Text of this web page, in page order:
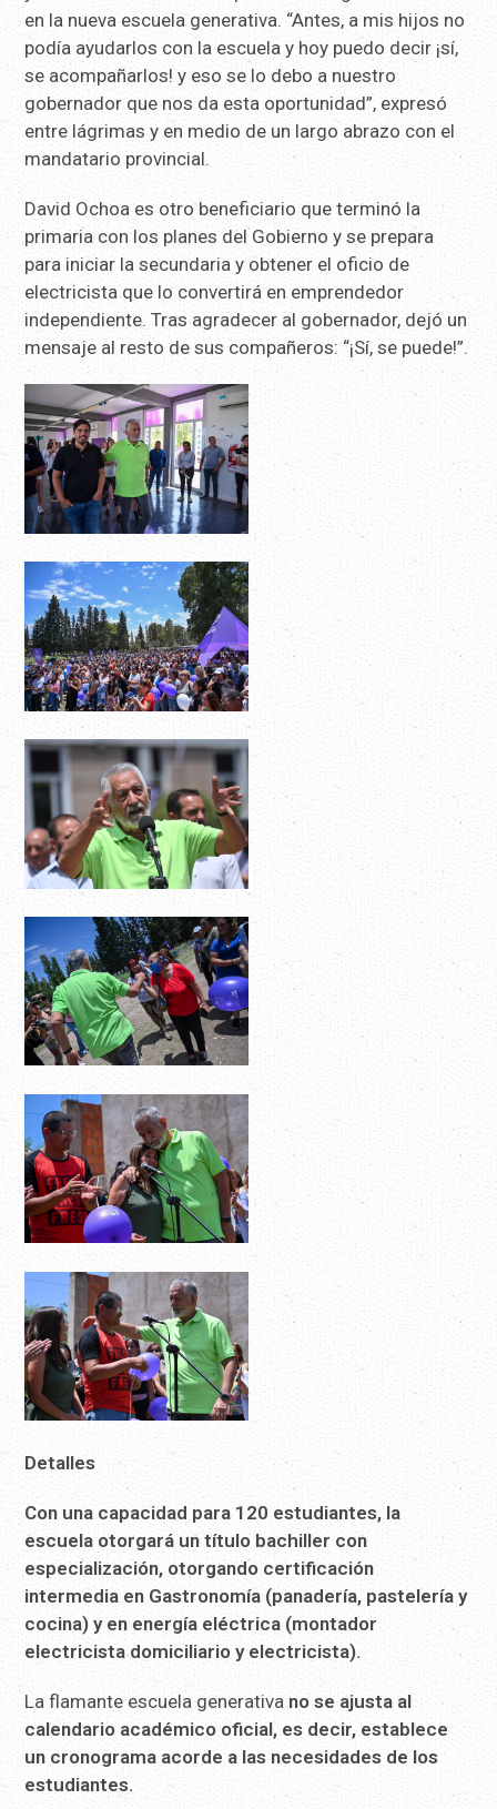
en la nueva escuela generativa. “Antes, a mis hijos no
podía ayudarlos con la escuela y hoy puedo decir ¡sí,
se acompañarlos! y eso se lo debo a nuestro
gobernador que nos da esta oportunidad”, expresó
entre lágrimas y en medio de un largo abrazo con el
mandatario provincial.
David Ochoa es otro beneficiario que terminó la
primaria con los planes del Gobierno y se prepara
para iniciar la secundaria y obtener el oficio de
electricista que lo convertirá en emprendedor
independiente. Tras agradecer al gobernador, dejó un
mensaje al resto de sus compañeros: “¡Sí, se puede!”.
Detalles
Con una capacidad para 120 estudiantes, la
escuela otorgará un título bachiller con
especialización, otorgando certificación
intermedia en Gastronomía (panadería, pastelería y
cocina) y en energía eléctrica (montador
electricista domiciliario y electricista).
La flamante escuela generativa no se ajusta al
calendario académico oficial, es decir, establece
un cronograma acorde a las necesidades de los
estudiantes.